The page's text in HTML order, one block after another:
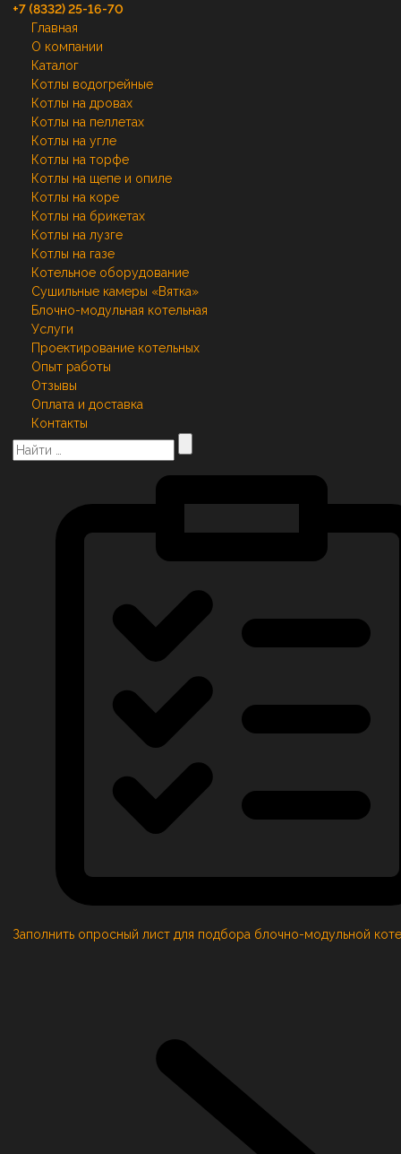
+7 (8332) 25-16-70
Главная
О компании
Каталог
Котлы водогрейные
Котлы на дровах
Котлы на пеллетах
Котлы на угле
Котлы на торфе
Котлы на щепе и опиле
Котлы на коре
Котлы на брикетах
Котлы на лузге
Котлы на газе
Котельное оборудование
Сушильные камеры «Вятка»
Блочно-модульная котельная
Услуги
Проектирование котельных
Опыт работы
Отзывы
Оплата и доставка
Контакты
Заполнить опросный лист для подбора блочно-модульной